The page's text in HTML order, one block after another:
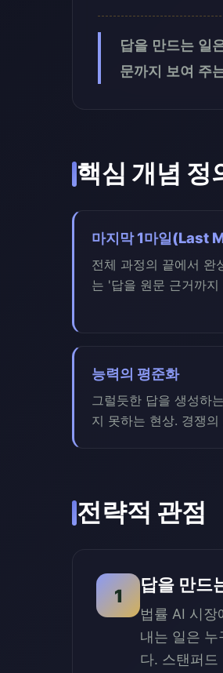
답을 만드는 일
문까지 보여 주
핵심 개념 정
마지막 1마일(Last
전체 과정의 끝에서 완
는 '답을 원문 근거까
능력의 평준화
그럴듯한 답을 생성하
지 못하는 현상. 경쟁
전략적 관점
1
답을 만드
법률 AI 시
내는 일은
다. 스탠퍼